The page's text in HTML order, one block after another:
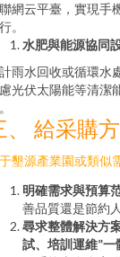
網云平臺，實現手
。
水肥與能源協同
雨水回收或循環水
光伏太陽能等清潔
、 給采購
墾源產業園或類似
明確需求與預算
善品質還是節約
尋求整體解決方
試、培訓運維”一